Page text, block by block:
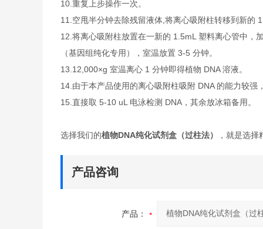
10.重复上步操作一次。
11.空甩半分钟去除残留液体,将离心吸附柱转移到新的
12.将离心吸附柱放置在一新的 1.5mL 塑料离心管中，
（基因组纯化专用），室温放置 3-5 分钟。
13.12,000×g 室温离心 1 分钟即得植物 DNA 溶液。
14.由于本产品使用的离心吸附柱吸附 DNA 的能力较
15.直接取 5-10 uL 电泳检测 DNA，其余放冰箱备用。
选择我们的植物DNA纯化试剂盒（过柱法） ，就是选
产品咨询
产品：